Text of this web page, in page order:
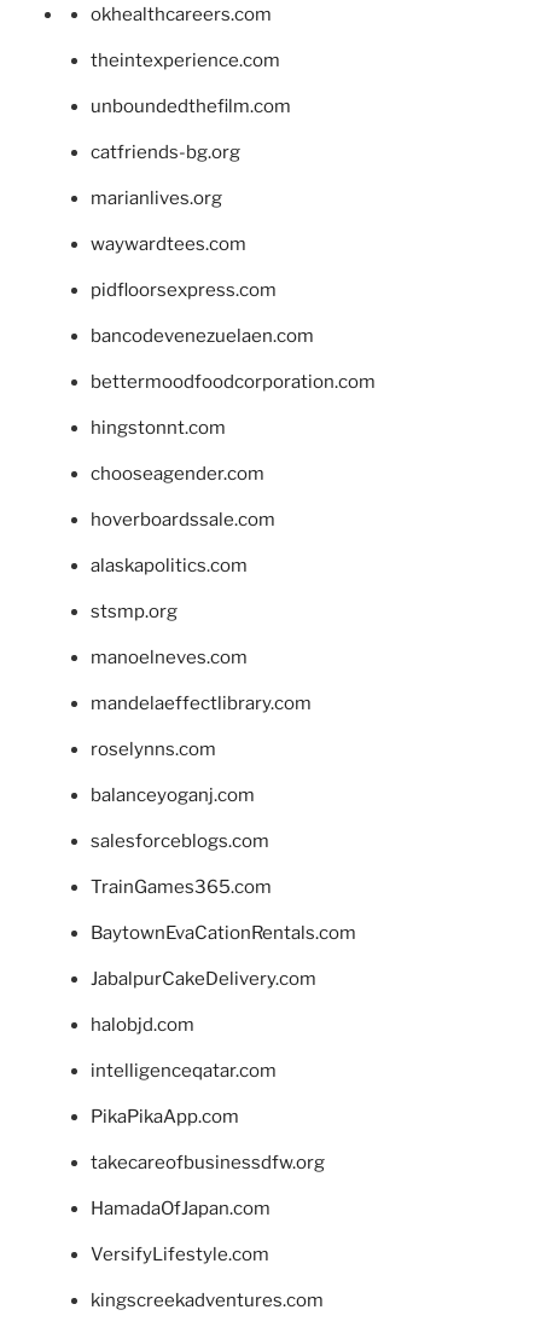
okhealthcareers.com
theintexperience.com
unboundedthefilm.com
catfriends-bg.org
marianlives.org
waywardtees.com
pidfloorsexpress.com
bancodevenezuelaen.com
bettermoodfoodcorporation.com
hingstonnt.com
chooseagender.com
hoverboardssale.com
alaskapolitics.com
stsmp.org
manoelneves.com
mandelaeffectlibrary.com
roselynns.com
balanceyoganj.com
salesforceblogs.com
TrainGames365.com
BaytownEvaCationRentals.com
JabalpurCakeDelivery.com
halobjd.com
intelligenceqatar.com
PikaPikaApp.com
takecareofbusinessdfw.org
HamadaOfJapan.com
VersifyLifestyle.com
kingscreekadventures.com